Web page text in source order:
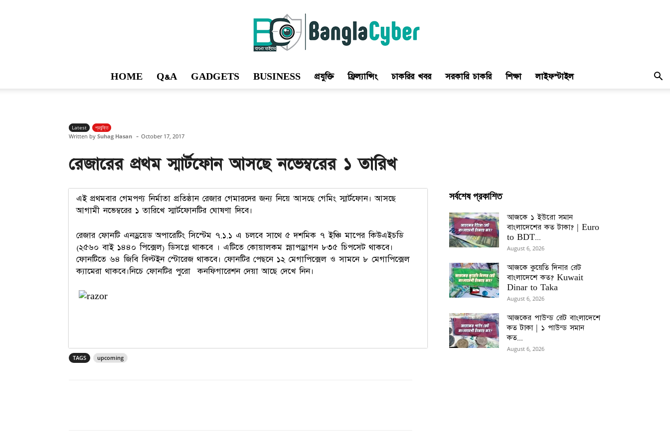
HOME Q&A GADGETS BUSINESS প্রযুক্তি ফ্রিল্যান্সিং চাকরির খবর সরকারি চাকরি শিক্ষা লাইফস্টাইল
Latest প্রযুক্তি
Written by Suhag Hasan - October 17, 2017
রেজারের প্রথম স্মার্টফোন আসছে নভেম্বরের ১ তারিখ
এই প্রথমবার গেমপণ্য নির্মাতা প্রতিষ্ঠান রেজার গেমারদের জন্য নিয়ে আসছে গেমিং স্মার্টফোন। আসছে
আগামী নভেম্বরের ১ তারিখে স্মার্টফোনটির ঘোষণা দিবে।
রেজার ফোনটি এনড্রয়েড অপারেটিং সিস্টেম ৭.১.১ এ চলবে সাথে ৫ দশমিক ৭ ইঞ্চি মাপের কিউএইচডি
(২৫৬০ বাই ১৪৪০ পিক্সেল) ডিসপ্লে থাকবে । এটিতে কোয়ালকম স্ন্যাপড্রাগন ৮৩৫ চিপসেট থাকবে।
ফোনটিতে ৬৪ জিবি বিল্টইন স্টোরেজ থাকবে। ফোনটির পেছনে ১২ মেগাপিক্সেল ও সামনে ৮ মেগাপিক্সেল
ক্যামেরা থাকবে।নিচে ফোনটির পুরো কনফিগারেশন দেয়া আছে দেখে নিন।
TAGS upcoming
সর্বশেষ প্রকাশিত
আজকে ১ ইউরো সমান
বাংলাদেশের কত টাকা? | Euro
to BDT...
August 6, 2026
আজকে কুয়েতি দিনার রেট
বাংলাদেশে কত? Kuwait
Dinar to Taka
August 6, 2026
আজকের পাউন্ড রেট বাংলাদেশে
কত টাকা | ১ পাউন্ড সমান
কত...
August 6, 2026